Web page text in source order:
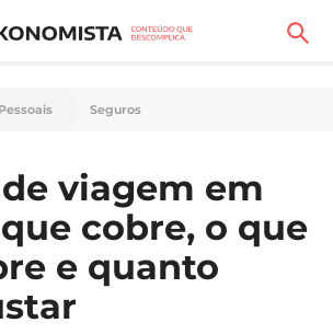
Pessoais
Seguros
viagem em
cobre, o que
e quanto